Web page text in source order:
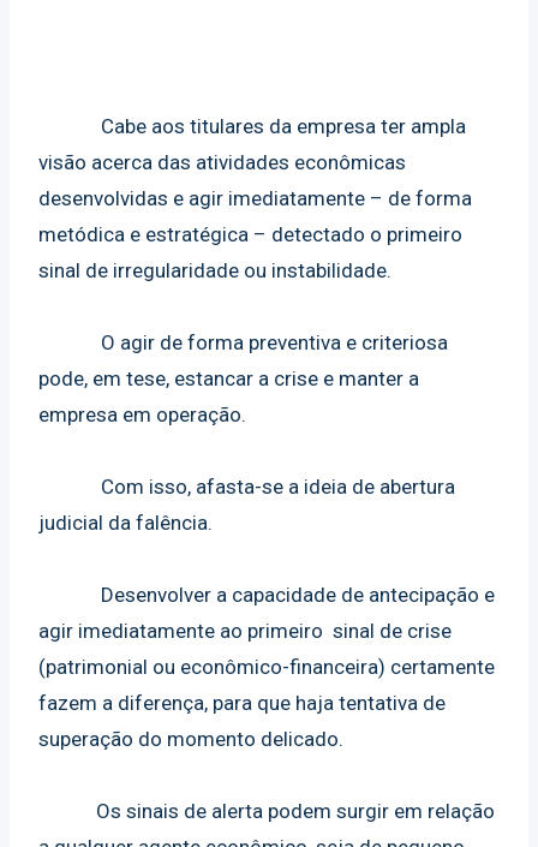
Cabe aos titulares da empresa ter ampla
visão acerca das atividades econômicas
desenvolvidas e agir imediatamente – de forma
metódica e estratégica – detectado o primeiro
sinal de irregularidade ou instabilidade.
O agir de forma preventiva e criteriosa
pode, em tese, estancar a crise e manter a
empresa em operação.
Com isso, afasta-se a ideia de abertura
judicial da falência.
Desenvolver a capacidade de antecipação e
agir imediatamente ao primeiro sinal de crise
(patrimonial ou econômico-financeira) certamente
fazem a diferença, para que haja tentativa de
superação do momento delicado.
Os sinais de alerta podem surgir em relação